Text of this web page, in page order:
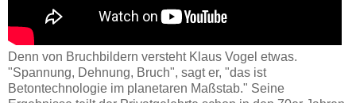
Denn von Bruchbildern versteht Klaus Vogel etwas.
"Spannung, Dehnung, Bruch", sagt er, "das ist
Betontechnologie im planetaren Maßstab." Seine